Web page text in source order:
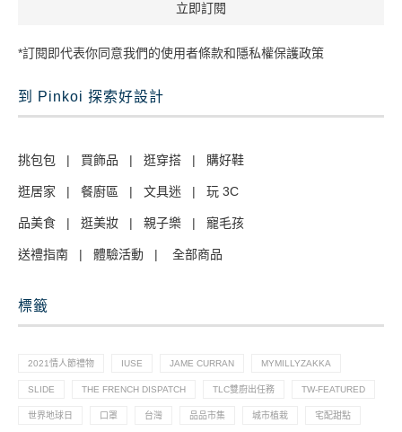
*訂閱即代表你同意我們的使用者條款和隱私權保護政策
到 Pinkoi 探索好設計
挑包包 | 買飾品 | 逛穿搭 | 購好鞋
逛居家 | 餐廚區 | 文具迷 | 玩 3C
品美食 | 逛美妝 | 親子樂 | 寵毛孩
送禮指南 | 體驗活動 | 全部商品
標籤
2021情人節禮物 IUSE JAME CURRAN MYMILLYZAKKA
SLIDE THE FRENCH DISPATCH TLC雙廚出任務 TW-FEATURED
世界地球日 口罩 台灣 品品市集 城市植栽 宅配甜點